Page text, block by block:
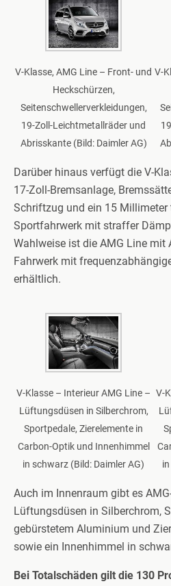
V-Klasse, AMG Line – Front- und
Heckschürzen,
Seitenschwellerverkleidungen,
19-Zoll-Leichtmetallräder und
Abrisskante (Bild: Daimler AG)
V-
Darüber hinaus verfügt die V-
17-Zoll-Bremsanlage,
Schriftzug und ein 15 Millimeter
Sportfahrwerk mit straffer
Wahlweise ist die AMG Line mit
Fahrwerk mit
erhältlich.
V-Klasse – Interieur AMG Line –
Lüftungsdüsen in Silberchrom,
Sportpedale, Zierelemente in
Carbon-Optik und Innenhimmel
in schwarz (Bild: Daimler AG)
V-
Auch im Innenraum gibt es
Lüftungsdüsen in Silberchrom,
gebürstetem Aluminium und
sowie ein Innenhimmel in
Bei Totalschäden gilt die 130